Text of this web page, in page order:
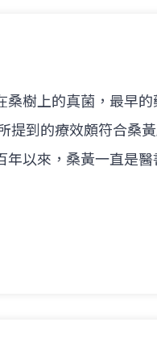
桑樹上的真菌，最早
提到的療效頗符合桑
以來，桑黃一直是醫